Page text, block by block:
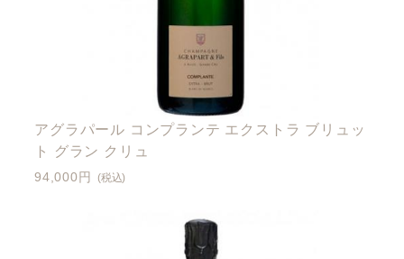
アグラパール コンプランテ エクストラ ブリュッ
ト グラン クリュ
94,000円 (税込)